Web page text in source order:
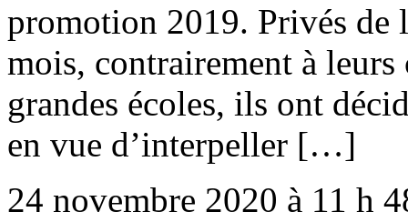
promotion 2019. Privés de
mois, contrairement à leurs
grandes écoles, ils ont
en vue d’interpeller […]
24 novembre 2020 à 11 h